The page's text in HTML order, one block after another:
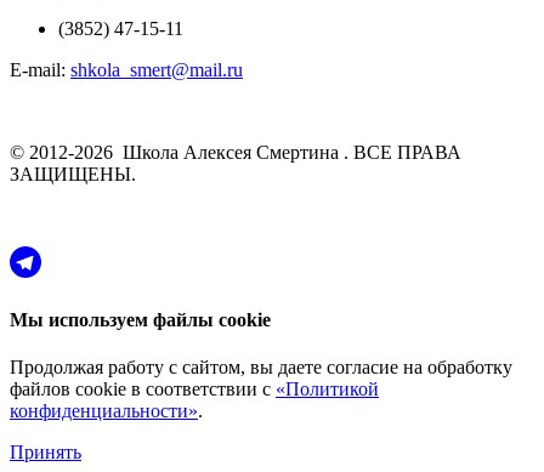
(3852) 47-15-11
E-mail: shkola_smert@mail.ru
© 2012-2026 Школа Алексея Смертина . ВСЕ ПРАВА
ЗАЩИЩЕНЫ.
Мы используем файлы cookie
Продолжая работу с сайтом, вы даете согласие на обработку
файлов cookie в соответствии с «Политикой
конфиденциальности».
Принять